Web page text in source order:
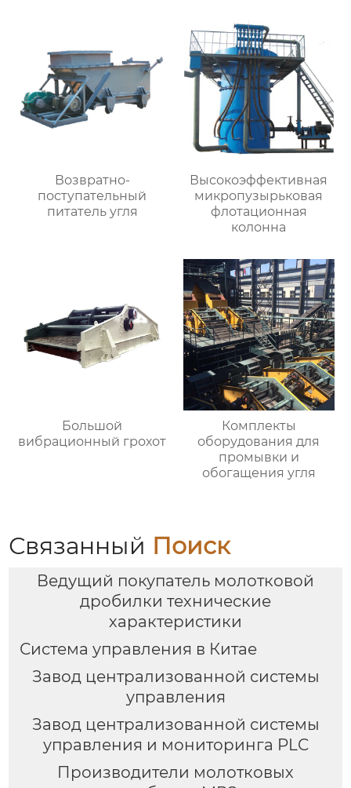
Возвратно-
поступательный
питатель угля
Высокоэффективная
микропузырьковая
флотационная
колонна
Большой
вибрационный грохот
Комплекты
оборудования для
промывки и
обогащения угля
Связанный Поиск
Ведущий покупатель молотковой
дробилки технические
характеристики
Система управления в Китае
Завод централизованной системы
управления
Завод централизованной системы
управления и мониторинга PLC
Производители молотковых